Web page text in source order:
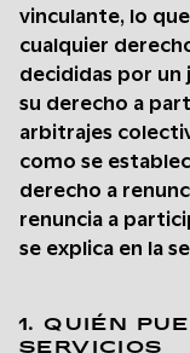
vinculante, lo
cualquier
decididas por un
su derecho a
arbitrajes
como se
derecho a
renuncia a
se explica en la
1. QUIÉN
SERVICIOS